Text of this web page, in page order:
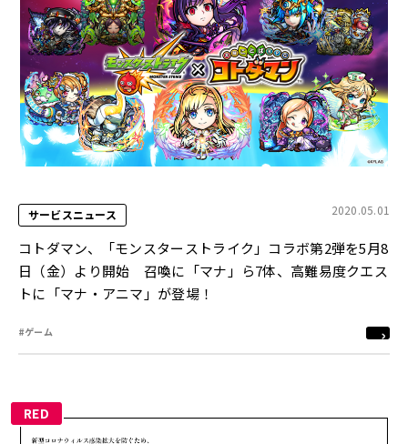
サービスニュース 2020.05.01
コトダマン、「モンスターストライク」コラボ第2弾を5月8
日（金）より開始 召喚に「マナ」ら7体、高難易度クエス
トに「マナ・アニマ」が登場！
#ゲーム
RED